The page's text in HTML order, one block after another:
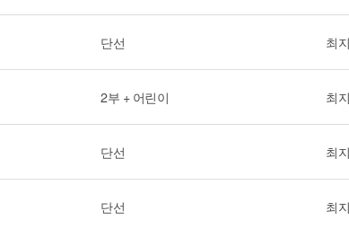
단선 최
2부 + 어린이 최
단선 최
단선 최